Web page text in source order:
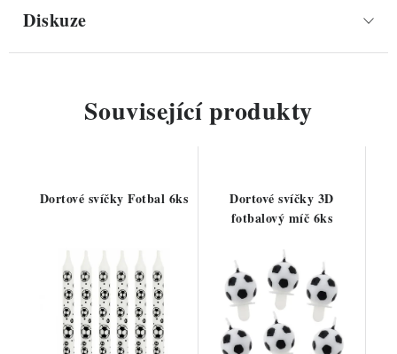
Diskuze
Související produkty
Dortové svíčky Fotbal 6ks
Dortové svíčky 3D
fotbalový míč 6ks